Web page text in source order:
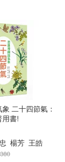
夜原優
二十四節氣：
用書!
楊芳 王皓
380